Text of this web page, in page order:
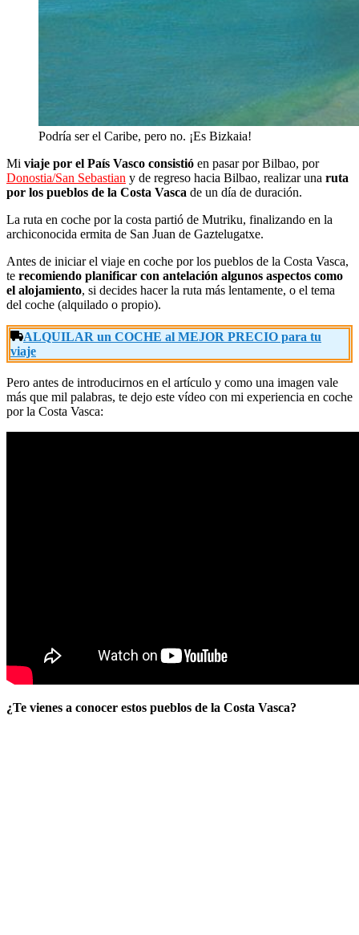
Podría ser el Caribe, pero no. ¡Es Bizkaia!
Mi viaje por el País Vasco consistió en pasar por Bilbao, por
Donostia/San Sebastian y de regreso hacia Bilbao, realizar una ruta
por los pueblos de la Costa Vasca de un día de duración.
La ruta en coche por la costa partió de Mutriku, finalizando en la
archiconocida ermita de San Juan de Gaztelugatxe.
Antes de iniciar el viaje en coche por los pueblos de la Costa Vasca,
te recomiendo planificar con antelación algunos aspectos como
el alojamiento, si decides hacer la ruta más lentamente, o el tema
del coche (alquilado o propio).
ALQUILAR un COCHE al MEJOR PRECIO para tu
viaje
Pero antes de introducirnos en el artículo y como una imagen vale
más que mil palabras, te dejo este vídeo con mi experiencia en coche
por la Costa Vasca:
¿Te vienes a conocer estos pueblos de la Costa Vasca?